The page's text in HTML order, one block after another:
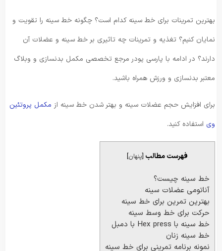
بهترین تمرینات برای خط سینه کدام است؟ چگونه خط سینه را تقویت و
نمایان کنیم؟ تغذیه و تمرینات چه تاثیری بر خط سینه و عضلات آن
دارند؟ در ادامه با پارسی پودر مرجع تخصصی مکمل بدنسازی و وبلاگ
معتبر بدنسازی و ورزش همراه باشید.
برای افزایش حجم عضلات سینه و بهتر شدن خط سینه از مکمل پروتئین
وی استفاده کنید.
فهرست مطالب [پنهان]
خط سینه چیست؟
آناتومی عضلات سینه
بهترین تمرین برای خط سینه
حرکت برای خط وسط سینه
خط سینه با Hex press با دمبل
خط سینه زنان
نمونه برنامه تمرینی برای خط سینه